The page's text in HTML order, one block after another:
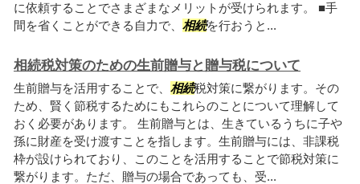
に依頼することでさまざまなメリットが受けられます。 ■手
間を省くことができる自力で、 相続を行おうと...
相続税対策のための生前贈与と贈与税について
生前贈与を活用することで、 相続税対策に繋がります。その
ため、賢く節税するためにもこれらのことについて理解して
おく必要があります。 生前贈与とは、生きているうちに子や
孫に財産を受け渡すことを指します。生前贈与には、非課税
枠が設けられており、このことを活用することで節税対策に
繋がります。ただ、贈与の場合であっても、受...